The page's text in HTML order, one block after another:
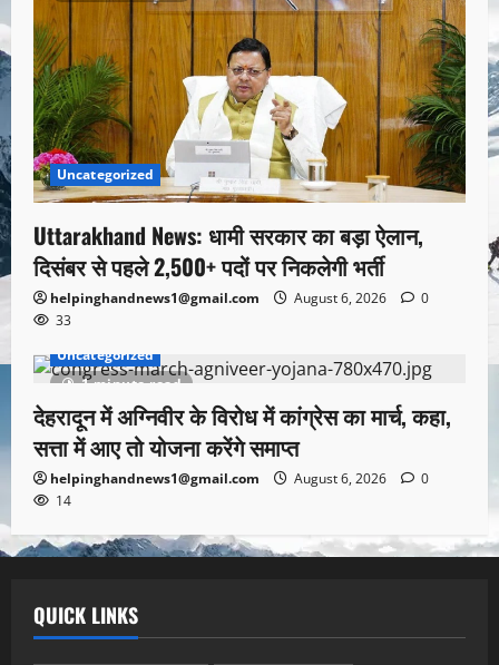
Uncategorized
Uttarakhand News: धामी सरकार का बड़ा ऐलान,
दिसंबर से पहले 2,500+ पदों पर निकलेगी भर्ती
helpinghandnews1@gmail.com August 6, 2026
0
33
1 minute read
Uncategorized
देहरादून में अग्निवीर के विरोध में कांग्रेस का मार्च, कहा,
सत्ता में आए तो योजना करेंगे समाप्त
helpinghandnews1@gmail.com August 6, 2026
0
14
QUICK LINKS